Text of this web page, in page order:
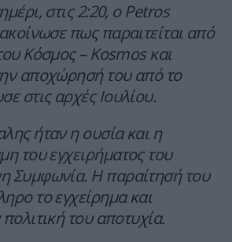
στις 2:20, ο Petros
πως παραιτείται από
Κόσμος – Kosmos και
αποχώρησή του από το
στις αρχές Ιουλίου.
ήταν η ουσία και η
του εγχειρήματος του
Συμφωνία. Η παραίτησή του
το εγχείρημα και
του αποτυχία.